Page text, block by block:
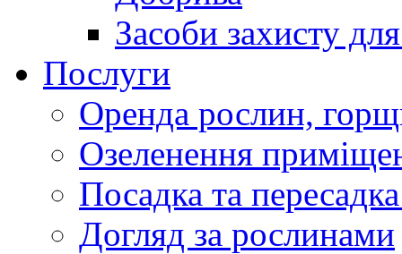
Засоби захисту
Послуги
Оренда рослин,
Озеленення
Посадка та
Догляд за рослинами